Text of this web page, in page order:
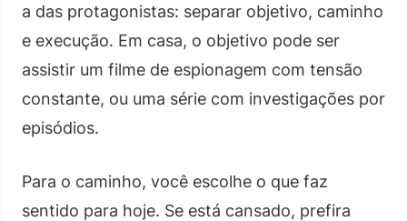
a das protagonistas: separar objetivo, caminho
e execução. Em casa, o objetivo pode ser
assistir um filme de espionagem com tensão
constante, ou uma série com investigações por
episódios.
Para o caminho, você escolhe o que faz
sentido para hoje. Se está cansado, prefira